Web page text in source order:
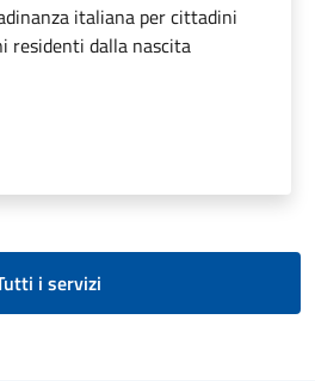
italiana per cittadini
residenti dalla nascita
i servizi